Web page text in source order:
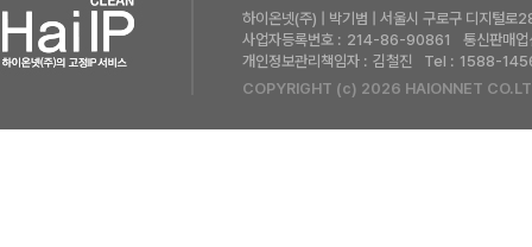
하이온넷(주) | 박기범 | 서울시 구로구 디지털
사업자등록번호 : 214-86-90861
통신판매
개인정보관리책임자 : 김철진 Tel : 1588-
COPYRIGHT (c) 2026 HAIONNET